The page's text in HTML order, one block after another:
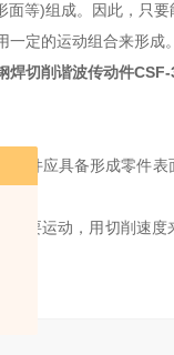
等)组成。因此，只
一定的运动组合来形
焊切削谐波传动件
件应具备形成零件表
要运动，用切削速度